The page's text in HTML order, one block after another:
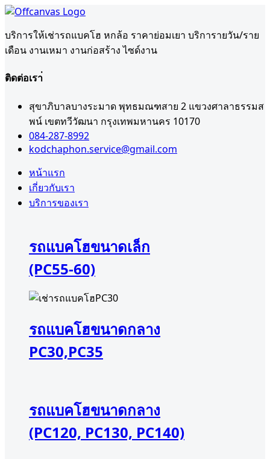
บริการให้เช่ารถแบคโฮ หกล้อ ราคาย่อมเยา บริการายวัน/ราย
เดือน งานเหมา งานก่อสร้าง ไซด์งาน
ติดต่อเรา่
สุขาภิบาลบางระมาด พุทธมณฑสาย 2 แขวงศาลาธรรมส
พน์ เขตทวีวัฒนา กรุงเทพมหานคร 10170
084-287-8992
kodchaphon.service@gmail.com
หน้าแรก
เกี่ยวกับเรา
บริการของเรา
รถแบคโฮขนาดเล็ก
(PC55-60)
รถแบคโฮขนาดกลาง
PC30,PC35
รถแบคโฮขนาดกลาง
(PC120, PC130, PC140)